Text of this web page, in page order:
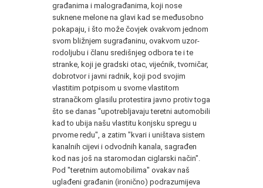
građanima i malograđanima, koji nose
suknene melone na glavi kad se međusobno
pokapaju, i što može čovjek ovakvom jednom
svom bližnjem sugrađaninu, ovakvom uzor-
rodoljubu i članu središnjeg odbora te i te
stranke, koji je gradski otac, vijećnik, tvorničar,
dobrotvor i javni radnik, koji pod svojim
vlastitim potpisom u svome vlastitom
stranačkom glasilu protestira javno protiv toga
što se danas "upotrebljavaju teretni automobili
kad to ubija našu vlastitu konjsku spregu u
prvome redu", a zatim "kvari i uništava sistem
kanalnih cijevi i odvodnih kanala, sagrađen
kod nas još na staromodan ciglarski način".
Pod "teretnim automobilima" ovakav naš
uglađeni građanin (ironično) podrazumijeva